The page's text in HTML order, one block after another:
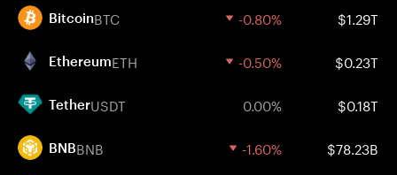
BitcoinBTC -0.80% $1.29T
EthereumETH -0.50% $0.23T
TetherUSDT 0.00% $0.18T
BNBBNB -1.60% $78.23B